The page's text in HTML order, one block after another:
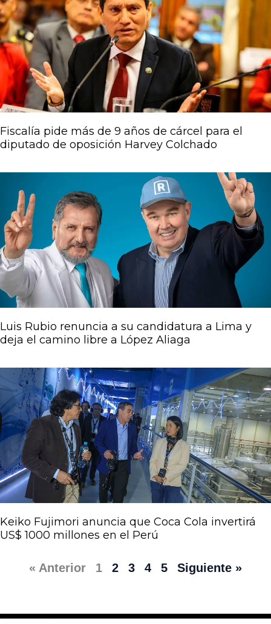
Fiscalía pide más de 9 años de cárcel para el
diputado de oposición Harvey Colchado
Luis Rubio renuncia a su candidatura a Lima y
deja el camino libre a López Aliaga
Keiko Fujimori anuncia que Coca Cola invertirá
US$ 1000 millones en el Perú
« Anterior 1 2 3 4 5 Siguiente »